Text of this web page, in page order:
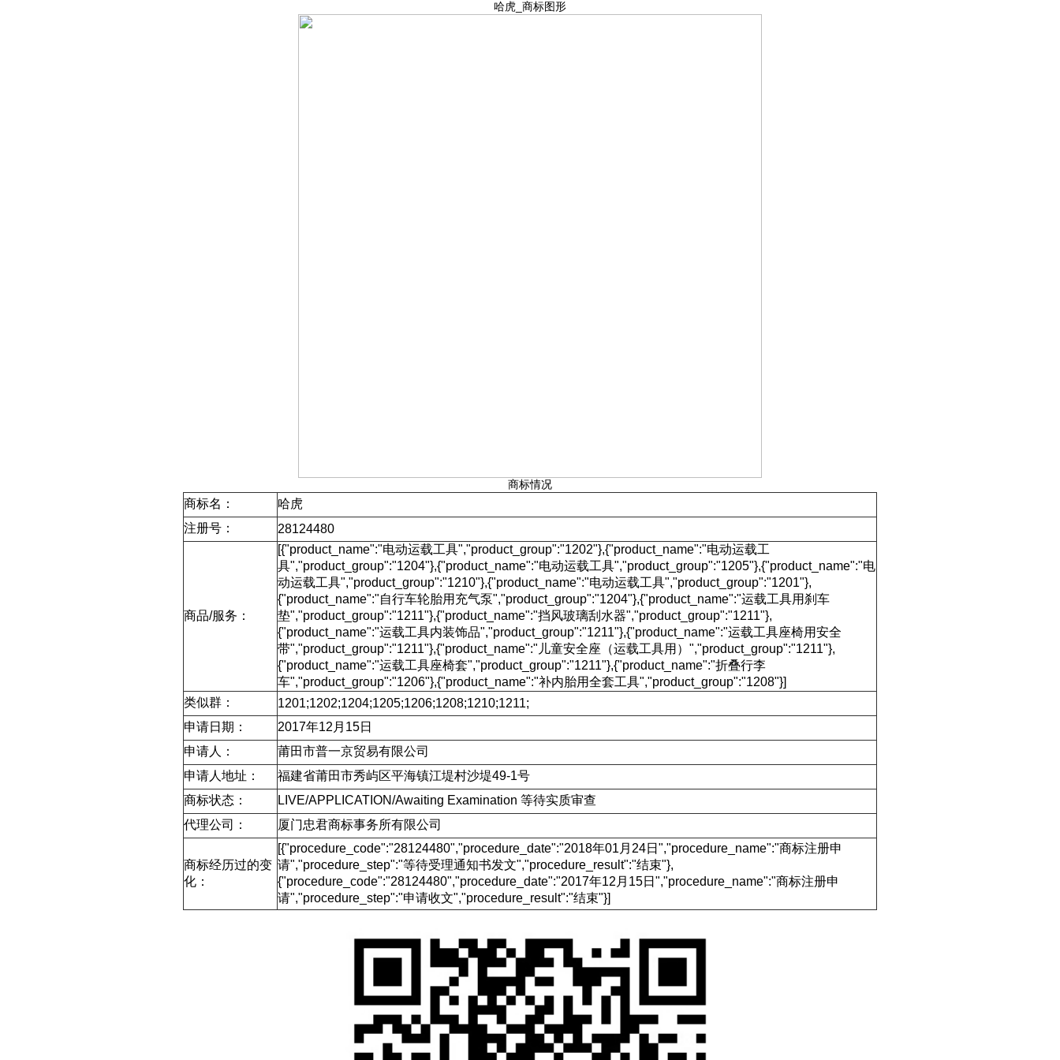
哈虎_商标图形
商标情况
商标名：
哈虎
注册号：
28124480
商品/服务：
[{"product_name":"电动运载工具","product_group":"1202"},{"product_name":"电动运载工
具","product_group":"1204"},{"product_name":"电动运载工具","product_group":"1205"},{"product_name":"电
动运载工具","product_group":"1210"},{"product_name":"电动运载工具","product_group":"1201"},
{"product_name":"自行车轮胎用充气泵","product_group":"1204"},{"product_name":"运载工具用刹车
垫","product_group":"1211"},{"product_name":"挡风玻璃刮水器","product_group":"1211"},
{"product_name":"运载工具内装饰品","product_group":"1211"},{"product_name":"运载工具座椅用安全
带","product_group":"1211"},{"product_name":"儿童安全座（运载工具用）","product_group":"1211"},
{"product_name":"运载工具座椅套","product_group":"1211"},{"product_name":"折叠行李
车","product_group":"1206"},{"product_name":"补内胎用全套工具","product_group":"1208"}]
类似群：
1201;1202;1204;1205;1206;1208;1210;1211;
申请日期：
2017年12月15日
申请人：
莆田市普一京贸易有限公司
申请人地址：
福建省莆田市秀屿区平海镇江堤村沙堤49-1号
商标状态：
LIVE/APPLICATION/Awaiting Examination 等待实质审查
代理公司：
厦门忠君商标事务所有限公司
商标经历过的变
化：
[{"procedure_code":"28124480","procedure_date":"2018年01月24日","procedure_name":"商标注册申
请","procedure_step":"等待受理通知书发文","procedure_result":"结束"},
{"procedure_code":"28124480","procedure_date":"2017年12月15日","procedure_name":"商标注册申
请","procedure_step":"申请收文","procedure_result":"结束"}]